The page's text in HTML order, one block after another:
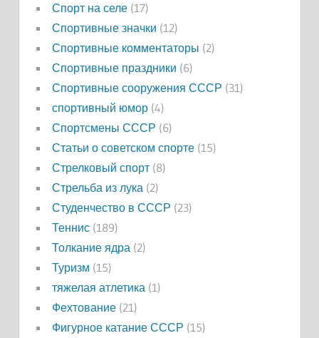
Спорт на селе(17)
Спортивные значки (12)
Спортивные комментаторы (2)
Спортивные праздники (6)
Спортивные сооружения СССР (31)
спортивный юмор(4)
Спортсмены СССР (6)
Статьи о советском спорте(15)
Стрелковый спорт(8)
Стрельба из лука(2)
Студенчество в СССР (23)
Теннис(189)
Толкание ядра(2)
Туризм (15)
тяжелая атлетика(1)
Фехтование(21)
Фигурное катание СССР (15)